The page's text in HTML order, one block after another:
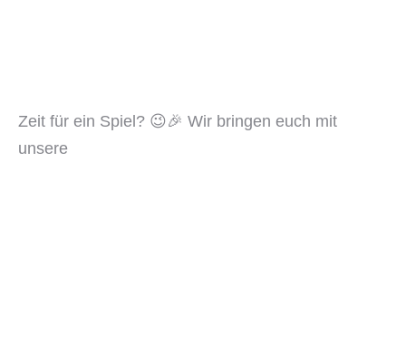
Zeit für ein Spiel? 😉🎉 Wir bringen euch mit
unsere